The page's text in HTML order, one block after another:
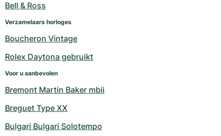
Bell & Ross
Verzamelaars horloges
Boucheron Vintage
Rolex Daytona gebruikt
Voor u aanbevolen
Bremont Martin Baker mbii
Breguet Type XX
Bulgari Bulgari Solotempo